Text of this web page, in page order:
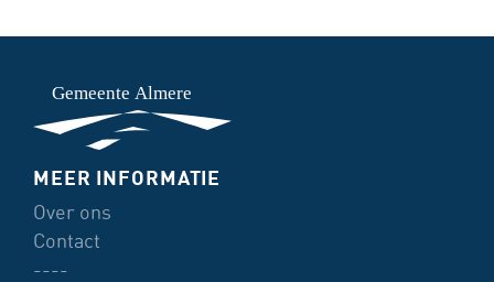
ONDERMENU
MEER INFORMATIE
Over ons
Contact
----